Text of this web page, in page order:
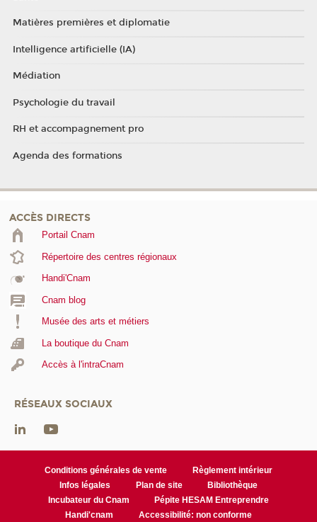
Matières premières et diplomatie
Intelligence artificielle (IA)
Médiation
Psychologie du travail
RH et accompagnement pro
Agenda des formations
ACCÈS DIRECTS
Portail Cnam
Répertoire des centres régionaux
Handi'Cnam
Cnam blog
Musée des arts et métiers
La boutique du Cnam
Accès à l'intraCnam
RÉSEAUX SOCIAUX
Conditions générales de vente
Règlement intérieur
Infos légales
Plan de site
Bibliothèque
Incubateur du Cnam
Pépite HESAM Entreprendre
Handi'cnam
Accessibilité: non conforme